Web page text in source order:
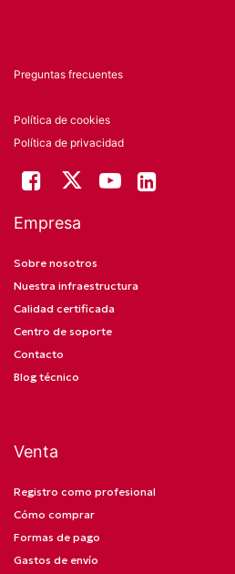
Preguntas frecuentes
Política de cookies
Política de privacidad
Empresa
Sobre nosotros
Nuestra infraestructura
Calidad certificada
Centro de soporte
Contacto
Blog técnico
Venta
Registro como profesional
Cómo comprar
Formas de pago
Gastos de envío